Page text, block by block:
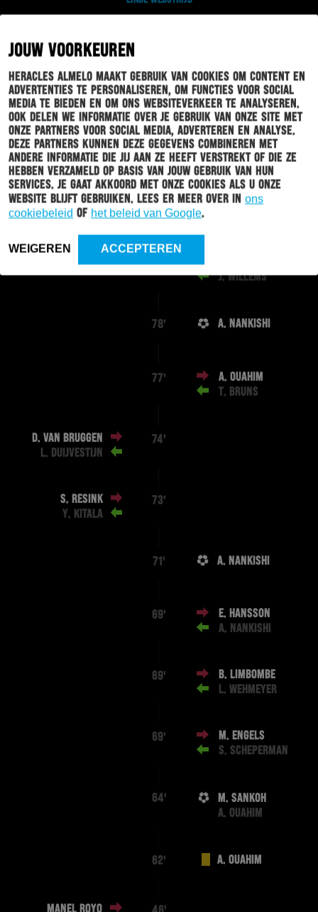
JOUW VOORKEUREN
Heracles Almelo maakt gebruik van cookies om content en
advertenties te personaliseren, om functies voor social
media te bieden en om ons websiteverkeer te analyseren.
Ook delen we informatie over je gebruik van onze site met
onze partners voor social media, adverteren en analyse.
Deze partners kunnen deze gegevens combineren met
andere informatie die jij aan ze heeft verstrekt of die ze
hebben verzameld op basis van jouw gebruik van hun
services. Je gaat akkoord met onze cookies als u onze
website blijft gebruiken. Lees er meer over in ons
cookiebeleid of het beleid van Google.
WEIGEREN ACCEPTEREN
87'
M. SANKOH
B. DE
KEERSMAECKER
J. RITMEESTER VAN DE
KAMP
PASCU
85'
84'
J. WILLEMS
78' A. NANKISHI
77'
A. OUAHIM
T. BRUNS
D. VAN BRUGGEN
L. DUIJVESTIJN
74'
S. RESINK
Y. KITALA
73'
71' A. NANKISHI
69'
E. HANSSON
A. NANKISHI
69'
B. LIMBOMBE
L. WEHMEYER
69'
M. ENGELS
S. SCHEPERMAN
64'
M. SANKOH
A. OUAHIM
62' A. OUAHIM
MANEL ROYO